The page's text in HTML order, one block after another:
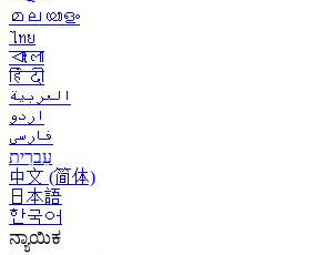
മലയാളം
ไทย
বাংলা
हिंदी
العربية
اردو
فارسی
עִברִית
中文 (简体)
日本語
한국어
ನ್ಯಾಯಿಕ